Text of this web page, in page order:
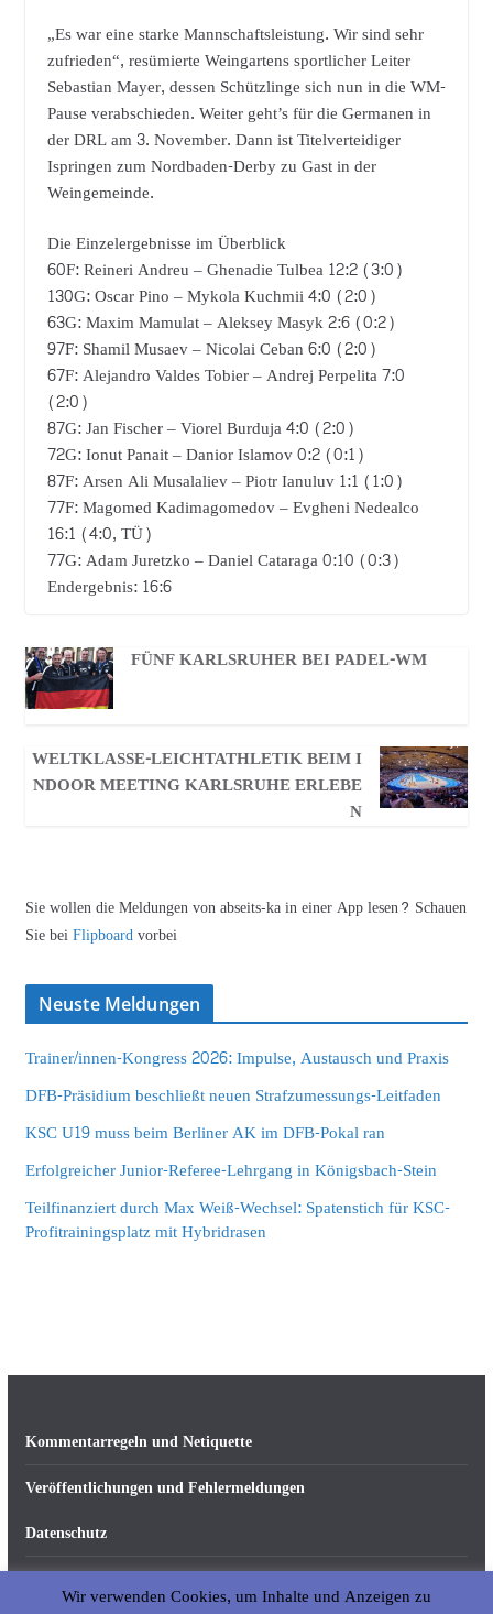
„Es war eine starke Mannschaftsleistung. Wir sind sehr
zufrieden“, resümierte Weingartens sportlicher Leiter
Sebastian Mayer, dessen Schützlinge sich nun in die WM-
Pause verabschieden. Weiter geht’s für die Germanen in
der DRL am 3. November. Dann ist Titelverteidiger
Ispringen zum Nordbaden-Derby zu Gast in der
Weingemeinde.
Die Einzelergebnisse im Überblick
60F: Reineri Andreu – Ghenadie Tulbea 12:2 (3:0)
130G: Oscar Pino – Mykola Kuchmii 4:0 (2:0)
63G: Maxim Mamulat – Aleksey Masyk 2:6 (0:2)
97F: Shamil Musaev – Nicolai Ceban 6:0 (2:0)
67F: Alejandro Valdes Tobier – Andrej Perpelita 7:0
(2:0)
87G: Jan Fischer – Viorel Burduja 4:0 (2:0)
72G: Ionut Panait – Danior Islamov 0:2 (0:1)
87F: Arsen Ali Musalaliev – Piotr Ianuluv 1:1 (1:0)
77F: Magomed Kadimagomedov – Evgheni Nedealco
16:1 (4:0, TÜ)
77G: Adam Juretzko – Daniel Cataraga 0:10 (0:3)
Endergebnis: 16:6
FÜNF KARLSRUHER BEI PADEL-WM
WELTKLASSE-LEICHTATHLETIK BEIM I
NDOOR MEETING KARLSRUHE ERLEBE
N
Sie wollen die Meldungen von abseits-ka in einer App lesen? Schauen
Sie beiFlipboardvorbei
Neuste Meldungen
Trainer/innen-Kongress 2026: Impulse, Austausch und Praxis
DFB-Präsidium beschließt neuen Strafzumessungs-Leitfaden
KSC U19 muss beim Berliner AK im DFB-Pokal ran
Erfolgreicher Junior-Referee-Lehrgang in Königsbach-Stein
Teilfinanziert durch Max Weiß-Wechsel: Spatenstich für KSC-
Profitrainingsplatz mit Hybridrasen
Kommentarregeln und Netiquette
Veröffentlichungen und Fehlermeldungen
Datenschutz
Impressum
Wir verwenden Cookies, um Inhalte und Anzeigen zu